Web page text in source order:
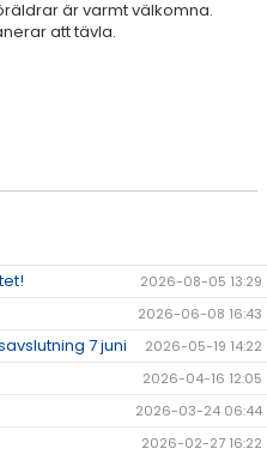
är varmt välkomna.
att tävla.
2026-08-05 13:29
2026-06-08 16:43
7 juni 2026-05-19 14:22
2026-04-16 12:05
2026-03-24 06:44
2026-02-27 16:22